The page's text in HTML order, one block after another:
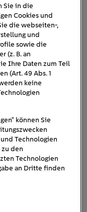
in den oberen
unten
darauf, dass sie
hin
Sie sicher, dass
zum Filter
Sie in die
Cookies und
die webseiten-,
und
sowie die
(z. B. an
Ihre Daten zum Teil
(Art. 49 Abs. 1
keine
können Sie
Technologien
den
Technologien
an Dritte finden